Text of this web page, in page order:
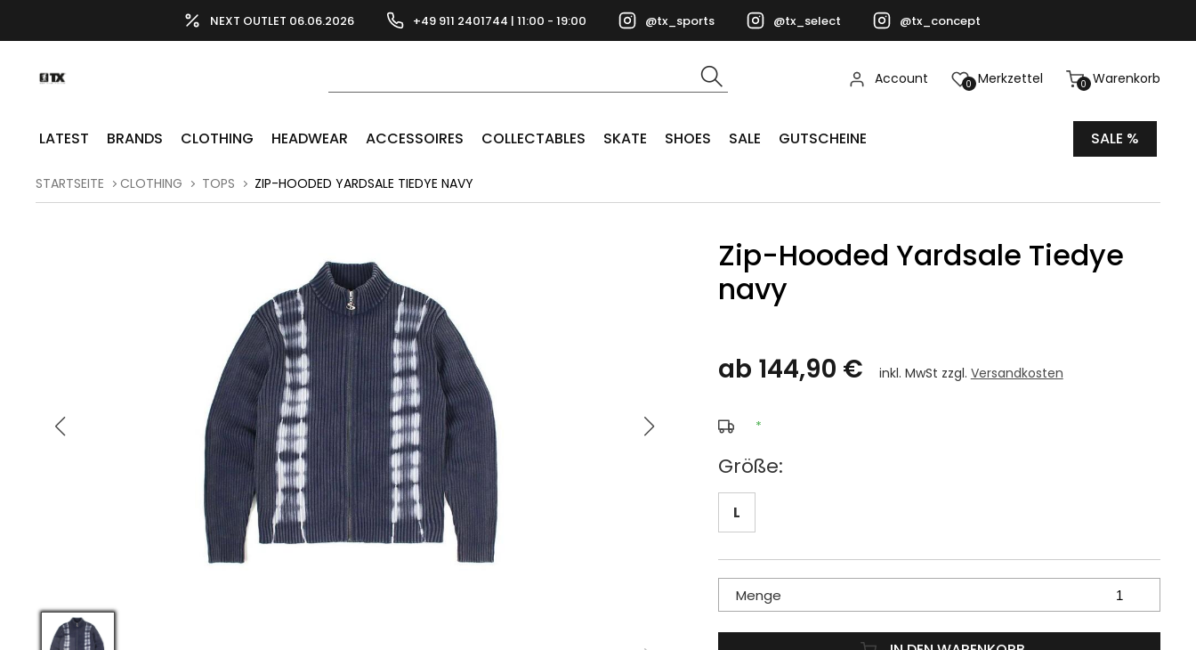
NEXT OUTLET 06.06.2026 +49 911 2401744 | 11:00 - 19:00 @tx_sports @tx_select @tx_concept
0 Warenkorb
0 Merkzettel
Account
LATEST BRANDS CLOTHING HEADWEAR ACCESSOIRES COLLECTABLES SKATE SHOES SALE GUTSCHEINE SALE %
STARTSEITE CLOTHING TOPS ZIP-HOODED YARDSALE TIEDYE NAVY
Zip-Hooded Yardsale Tiedye
navy
ab 144,90 € inkl. MwSt zzgl. Versandkosten
*
Größe:
L
Menge